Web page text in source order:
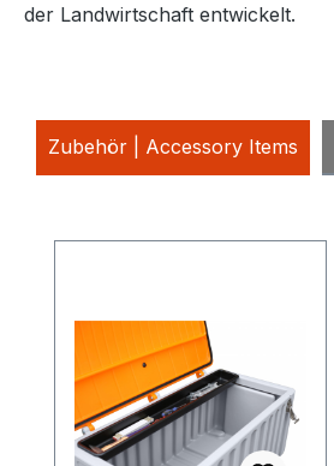
der Landwirtschaft entwickelt.
Zubehör | Accessory Items